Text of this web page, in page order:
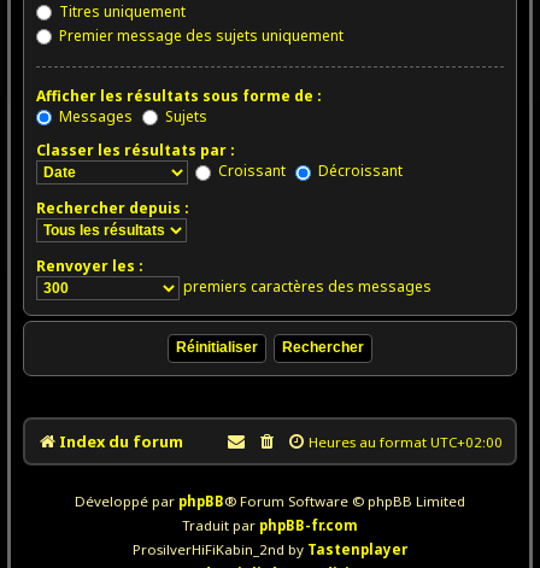
Titres uniquement
Premier message des sujets uniquement
Afficher les résultats sous forme de :
Messages
Sujets
Classer les résultats par :
Croissant
Décroissant
Rechercher depuis :
Renvoyer les :
premiers caractères des messages
Index du forum Heures au format UTC+02:00
Développé par phpBB® Forum Software © phpBB Limited
Traduit par phpBB-fr.com
ProsilverHiFiKabin_2nd by Tastenplayer